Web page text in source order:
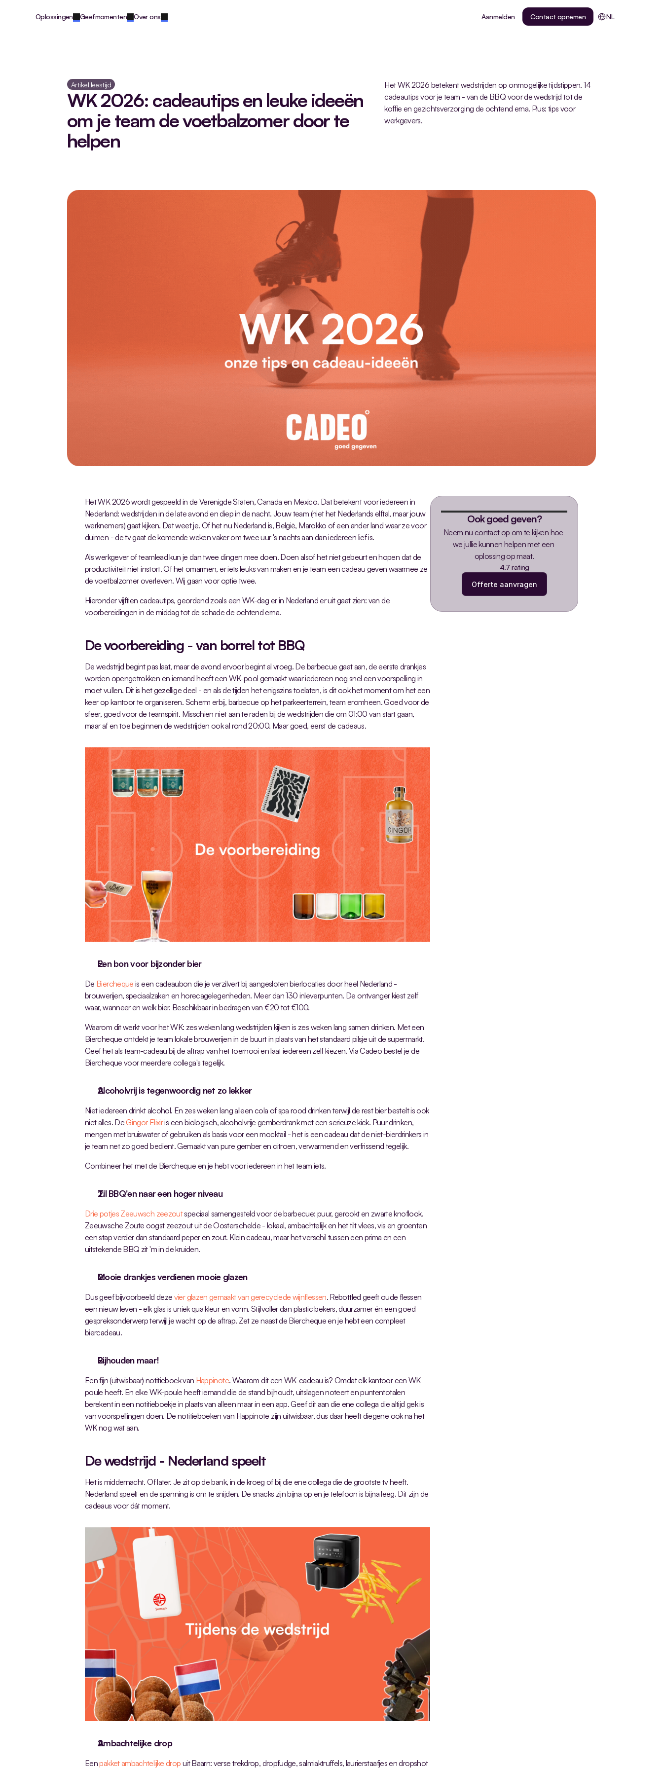
Oplossingen Geefmomenten Over ons Aanmelden Contact opnemen
Select Language
NL
Artikel leestijd
WK 2026: cadeautips en leuke ideeën
om je team de voetbalzomer door te
helpen
Het WK 2026 betekent wedstrijden op onmogelijke tijdstippen. 14
cadeautips voor je team - van de BBQ voor de wedstrijd tot de
koffie en gezichtsverzorging de ochtend erna. Plus: tips voor
werkgevers.
Het WK 2026 wordt gespeeld in de Verenigde Staten, Canada en Mexico. Dat betekent voor iedereen in
Nederland: wedstrijden in de late avond en diep in de nacht. Jouw team (niet het Nederlands elftal, maar jouw
werknemers) gaat kijken. Dat weet je. Of het nu Nederland is, België, Marokko of een ander land waar ze voor
duimen - de tv gaat de komende weken vaker om twee uur 's nachts aan dan iedereen lief is.
Als werkgever of teamlead kun je dan twee dingen mee doen. Doen alsof het niet gebeurt en hopen dat de
productiviteit niet instort. Of het omarmen, er iets leuks van maken en je team een cadeau geven waarmee ze
de voetbalzomer overleven. Wij gaan voor optie twee.
Hieronder vijftien cadeautips, geordend zoals een WK-dag er in Nederland er uit gaat zien: van de
voorbereidingen in de middag tot de schade de ochtend erna.
De voorbereiding - van borrel tot BBQ
De wedstrijd begint pas laat, maar de avond ervoor begint al vroeg. De barbecue gaat aan, de eerste drankjes
worden opengetrokken en iemand heeft een WK-pool gemaakt waar iedereen nog snel een voorspelling in
moet vullen. Dit is het gezellige deel - en als de tijden het enigszins toelaten, is dit ook het moment om het een
keer op kantoor te organiseren. Scherm erbij, barbecue op het parkeerterrein, team eromheen. Goed voor de
sfeer, goed voor de teamspirit. Misschien niet aan te raden bij de wedstrijden die om 01:00 van start gaan,
maar af en toe beginnen de wedstrijden ook al rond 20:00. Maar goed, eerst de cadeaus.
Een bon voor bijzonder bier
De Biercheque is een cadeaubon die je verzilvert bij aangesloten bierlocaties door heel Nederland -
brouwerijen, speciaalzaken en horecagelegenheden. Meer dan 130 inleverpunten. De ontvanger kiest zelf
waar, wanneer en welk bier. Beschikbaar in bedragen van €20 tot €100.
Waarom dit werkt voor het WK: zes weken lang wedstrijden kijken is zes weken lang samen drinken. Met een
Biercheque ontdekt je team lokale brouwerijen in de buurt in plaats van het standaard pilsje uit de supermarkt.
Geef het als team-cadeau bij de aftrap van het toernooi en laat iedereen zelf kiezen. Via Cadeo bestel je de
Biercheque voor meerdere collega's tegelijk.
Alcoholvrij is tegenwoordig net zo lekker
Niet iedereen drinkt alcohol. En zes weken lang alleen cola of spa rood drinken terwijl de rest bier bestelt is ook
niet alles. De Gingor Elixir is een biologisch, alcoholvrije gemberdrank met een serieuze kick. Puur drinken,
mengen met bruiswater of gebruiken als basis voor een mocktail - het is een cadeau dat de niet-bierdrinkers in
je team net zo goed bedient. Gemaakt van pure gember en citroen, verwarmend en verfrissend tegelijk.
Combineer het met de Biercheque en je hebt voor iedereen in het team iets.
Til BBQ'en naar een hoger niveau
Drie potjes Zeeuwsch zeezout speciaal samengesteld voor de barbecue: puur, gerookt en zwarte knoflook.
Zeeuwsche Zoute oogst zeezout uit de Oosterschelde - lokaal, ambachtelijk en het tilt vlees, vis en groenten
een stap verder dan standaard peper en zout. Klein cadeau, maar het verschil tussen een prima en een
uitstekende BBQ zit 'm in de kruiden.
Mooie drankjes verdienen mooie glazen
Dus geef bijvoorbeeld deze vier glazen gemaakt van gerecyclede wijnflessen. Rebottled geeft oude flessen
een nieuw leven - elk glas is uniek qua kleur en vorm. Stijlvoller dan plastic bekers, duurzamer én een goed
gespreksonderwerp terwijl je wacht op de aftrap. Zet ze naast de Biercheque en je hebt een compleet
biercadeau.
Bijhouden maar!
Een fijn (uitwisbaar) notitieboek van Happinote. Waarom dit een WK-cadeau is? Omdat elk kantoor een WK-
poule heeft. En elke WK-poule heeft iemand die de stand bijhoudt, uitslagen noteert en puntentotalen
berekent in een notitieboekje in plaats van alleen maar in een app. Geef dit aan die ene collega die altijd gek is
van voorspellingen doen. De notitieboeken van Happinote zijn uitwisbaar, dus daar heeft diegene ook na het
WK nog wat aan.
De wedstrijd - Nederland speelt
Het is middernacht. Of later. Je zit op de bank, in de kroeg of bij die ene collega die de grootste tv heeft.
Nederland speelt en de spanning is om te snijden. De snacks zijn bijna op en je telefoon is bijna leeg. Dit zijn de
cadeaus voor dát moment.
Ambachtelijke drop
Een pakket ambachtelijke drop uit Baarn: verse trekdrop, dropfudge, salmiaktruffels, laurierstaafjes en dropshot
Ook goed geven?
Neem nu contact op om te kijken hoe
we jullie kunnen helpen met een
oplossing op maat.
4.7 rating
Offerte aanvragen
Offerte aanvragen